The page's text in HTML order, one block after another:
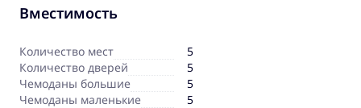
Вместимость
Количество мест
5
Количество дверей
5
Чемоданы большие
5
Чемоданы маленькие
5